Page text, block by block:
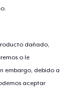
dañado,
o le
embargo, debido a
aceptar